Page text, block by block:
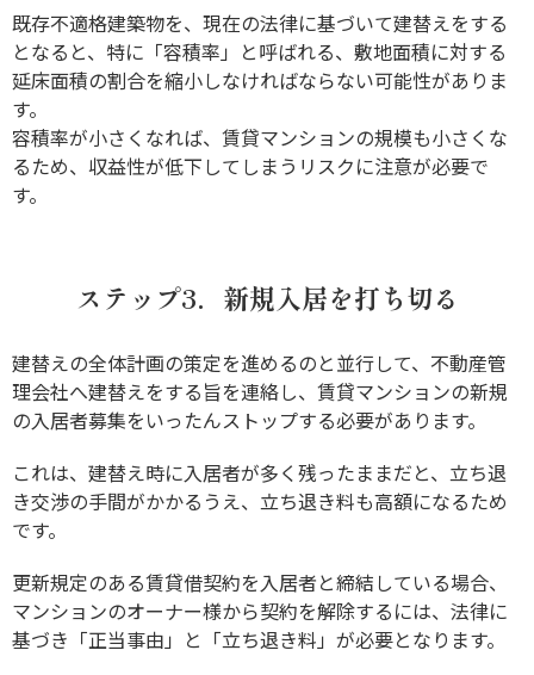
既存不適格建築物を、現在の法律に基づいて建替えをする
となると、特に「容積率」と呼ばれる、敷地面積に対する
延床面積の割合を縮小しなければならない可能性がありま
す。
容積率が小さくなれば、賃貸マンションの規模も小さくな
るため、収益性が低下してしまうリスクに注意が必要で
す。
ステップ3．新規入居を打ち切る
建替えの全体計画の策定を進めるのと並行して、不動産管
理会社へ建替えをする旨を連絡し、賃貸マンションの新規
の入居者募集をいったんストップする必要があります。
これは、建替え時に入居者が多く残ったままだと、立ち退
き交渉の手間がかかるうえ、立ち退き料も高額になるため
です。
更新規定のある賃貸借契約を入居者と締結している場合、
マンションのオーナー様から契約を解除するには、法律に
基づき「正当事由」と「立ち退き料」が必要となります。